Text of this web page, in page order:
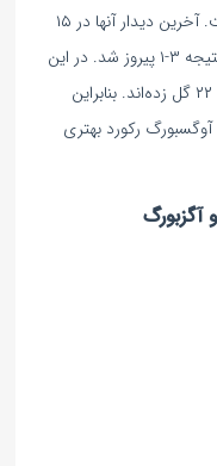
دیدار به پیروزی بایرن مونیخ ختم شده است. آخرین دیدار آنها در ۱۵
فروردین ۱۴۰۴ برگزار شد که بایرن مونیخ با نتیجه ۳-۱ پیروز شد. در این
شش دیدار، آوگسبورگ ۹ گل و بایرن مونیخ ۲۲ گل زده‌اند. بنابراین
رکورد بهتری
آگزبورگ